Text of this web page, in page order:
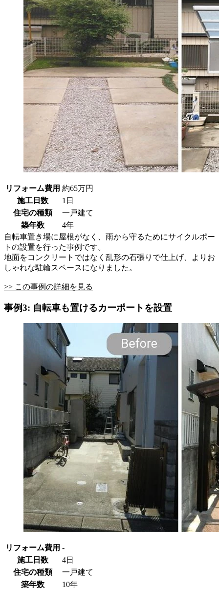
リフォーム費用 約65万円
施工日数
1日
住宅の種類
一戸建て
築年数
4年
自転車置き場に屋根がなく、雨から守るためにサイクルポー
トの設置を行った事例です。
地面をコンクリートではなく乱形の石張りで仕上げ、よりお
しゃれな駐輪スペースになりました。
>> この事例の詳細を見る
事例3: 自転車も置けるカーポートを設置
リフォーム費用 -
施工日数
4日
住宅の種類
一戸建て
築年数
10年